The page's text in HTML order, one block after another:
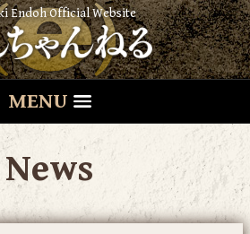
Endoh Official Website
MENU
News